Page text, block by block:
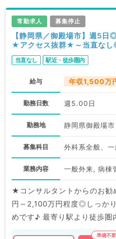
常勤求人 募集停止
【静岡県／御殿場市】週5
★アクセス抜群★～当直なし
当直なし 駅近・徒歩圏内
給与 年収1,500万
勤務日数 週5.00日
勤務地 静岡県御殿場市
募集科目 外科系全般、
業務内容 一般外来, 病棟
★コンサルタントからのお
円～2,100万円程度◎しっか
めです♪ 最寄り駅より徒歩圏
イナビDOCTORでは病院や